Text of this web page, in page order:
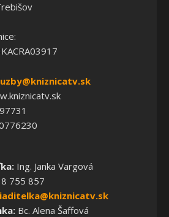
Ing. Janka Vargová
755 857
Bc. Alena Šaffová